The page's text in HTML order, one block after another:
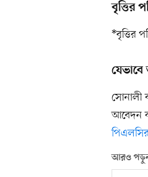
বৃত্তির
*বৃত্তির
সোনালী
আবেদন
আরও